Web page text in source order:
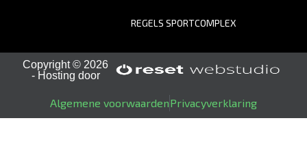
REGELS SPORTCOMPLEX
Copyright © 2026
- Hosting door
Algemene voorwaardenPrivacyverklaring